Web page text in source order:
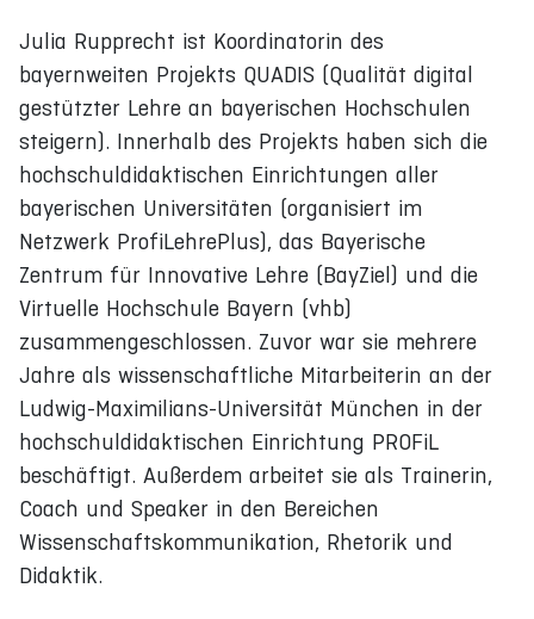
Julia Rupprecht ist Koordinatorin des
bayernweiten Projekts QUADIS (Qualität digital
gestützter Lehre an bayerischen Hochschulen
steigern). Innerhalb des Projekts haben sich die
hochschuldidaktischen Einrichtungen aller
bayerischen Universitäten (organisiert im
Netzwerk ProfiLehrePlus), das Bayerische
Zentrum für Innovative Lehre (BayZiel) und die
Virtuelle Hochschule Bayern (vhb)
zusammengeschlossen. Zuvor war sie mehrere
Jahre als wissenschaftliche Mitarbeiterin an der
Ludwig-Maximilians-Universität München in der
hochschuldidaktischen Einrichtung PROFiL
beschäftigt. Außerdem arbeitet sie als Trainerin,
Coach und Speaker in den Bereichen
Wissenschaftskommunikation, Rhetorik und
Didaktik.